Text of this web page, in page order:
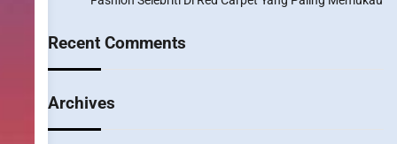
Recent Comments
Archives